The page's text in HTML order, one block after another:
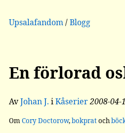
Upsalafandom/Blogg
En förlorad
AvJohan J. iKåserier2008-04-
OmCory Doctorow,bokpratoch